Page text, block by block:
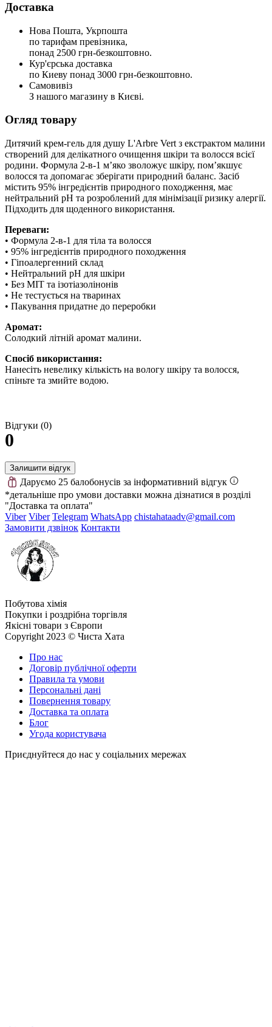
Доставка
Нова Пошта, Укрпошта
по тарифам превізника,
понад 2500 грн-безкоштовно.
Кур'єрська доставка
по Киеву понад 3000 грн-безкоштовно.
Самовивіз
З нашого магазину в Києві.
Огляд товару
Дитячий крем-гель для душу L'Arbre Vert з екстрактом малини
створений для делікатного очищення шкіри та волосся всієї
родини. Формула 2-в-1 м’яко зволожує шкіру, пом’якшує
волосся та допомагає зберігати природний баланс. Засіб
містить 95% інгредієнтів природного походження, має
нейтральний pH та розроблений для мінімізації ризику алергії.
Підходить для щоденного використання.
Переваги:
• Формула 2-в-1 для тіла та волосся
• 95% інгредієнтів природного походження
• Гіпоалергенний склад
• Нейтральний pH для шкіри
• Без MIT та ізотіазолінонів
• Не тестується на тваринах
• Пакування придатне до переробки
Аромат:
Солодкий літній аромат малини.
Спосіб використання:
Нанесіть невелику кількість на вологу шкіру та волосся,
спіньте та змийте водою.
Відгуки (0)
0
Залишити відгук
Даруємо 25 балобонусів за інформативний відгук
*детальніше про умови доставки можна дізнатися в розділі
"Доставка та оплата"
Viber Viber Telegram WhatsApp chistahataadv@gmail.com
Замовити дзвінок Контакти
Побутова хімія
Покупки і роздрібна торгівля
Якісні товари з Європи
Copyright 2023 © Чиста Хата
Про нас
Договір публічної оферти
Правила та умови
Персональні дані
Повернення товару
Доставка та оплата
Блог
Угода користувача
Приєднуйтеся до нас у соціальних мережах